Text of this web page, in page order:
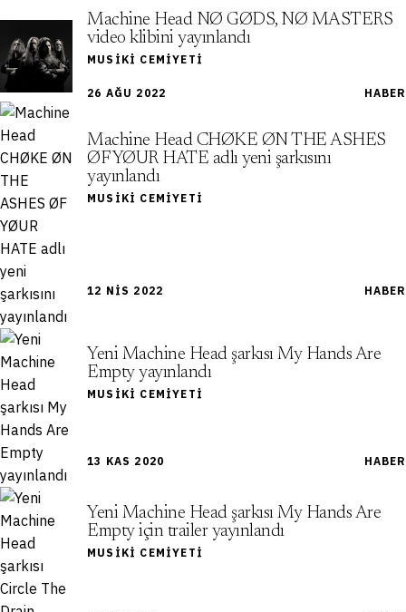
26 AĞU 2022
Machine Head NØ GØDS, NØ MASTERS
video klibini yayınlandı
MUSIKI CEMIYETI
HABER
12 NIS 2022
Machine Head CHØKE ØN THE ASHES
ØF YØUR HATE adlı yeni şarkısını
yayınlandı
MUSIKI CEMIYETI
HABER
13 KAS 2020
Yeni Machine Head şarkısı My Hands Are
Empty yayınlandı
MUSIKI CEMIYETI
HABER
Yeni Machine Head şarkısı My Hands Are
Empty için trailer yayınlandı
MUSIKI CEMIYETI